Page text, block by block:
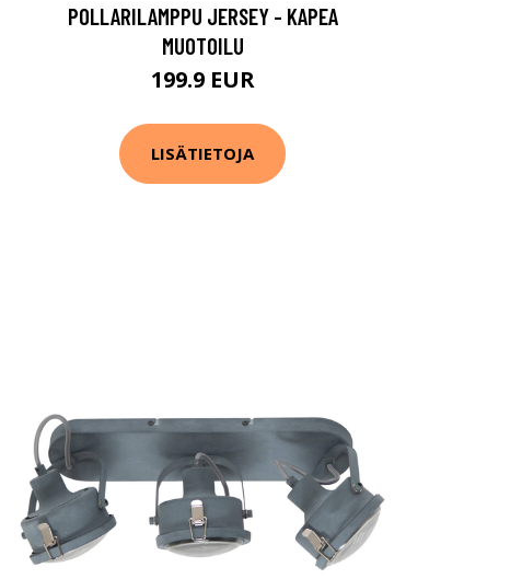
POLLARILAMPPU JERSEY - KAPEA
MUOTOILU
199.9 EUR
LISÄTIETOJA